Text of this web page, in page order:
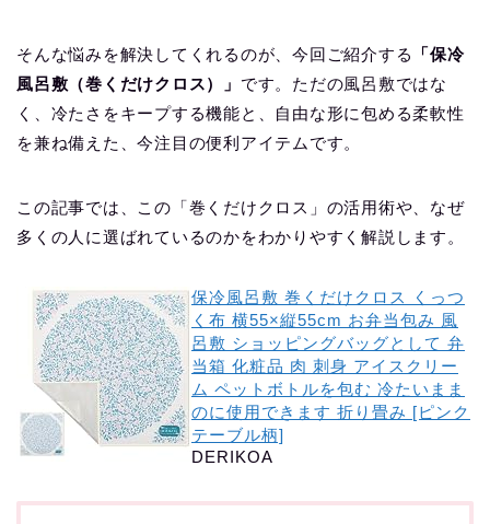
そんな悩みを解決してくれるのが、今回ご紹介する
「保冷
風呂敷（巻くだけクロス）」 です。ただの風呂敷ではな
く、冷たさをキープする機能と、自由な形に包める柔軟性
を兼ね備えた、今注目の便利アイテムです。
この記事では、この「巻くだけクロス」の活用術や、なぜ
多くの人に選ばれているのかをわかりやすく解説します。
保冷風呂敷 巻くだけクロス くっつ
く布 横55×縦55cm お弁当包み 風
呂敷 ‌ショッピングバッグとして 弁
当箱 化粧品 肉 刺身 アイスクリー
ム ペットボトルを包む 冷たいまま
のに使用できます 折り畳み [ピンク
テーブル柄]
DERIKOA